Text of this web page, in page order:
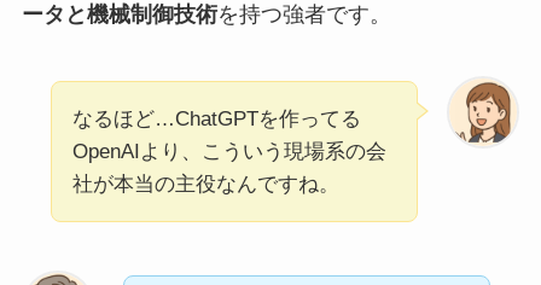
ータと機械制御技術を持つ強者です。
なるほど…ChatGPTを作ってる
OpenAIより、こういう現場系の会
社が本当の主役なんですね。